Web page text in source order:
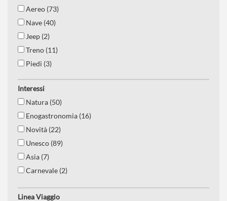
Aereo (73)
Nave (40)
Jeep (2)
Treno (11)
Piedi (3)
Interessi
Natura (50)
Enogastronomia (16)
Novità (22)
Unesco (89)
Asia (7)
Carnevale (2)
Nord europa (15)
Linea Viaggio